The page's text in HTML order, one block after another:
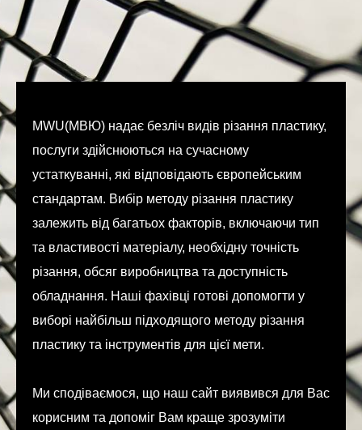
MWU(МВЮ) надає безліч видів різання пластику,
послуги здійснюються на сучасному
устаткуванні, які відповідають європейським
стандартам. Вибір методу різання пластику
залежить від багатьох факторів, включаючи тип
та властивості матеріалу, необхідну точність
різання, обсяг виробництва та доступність
обладнання. Наші фахівці готові допомогти у
виборі найбільш підходящого методу різання
пластику та інструментів для цієї мети.
Ми сподіваємося, що наш сайт виявився для Вас
корисним та допоміг Вам краще зрозуміти